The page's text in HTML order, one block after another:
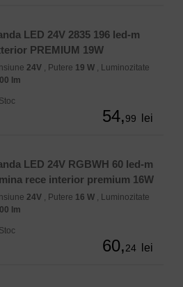
LED 24V 2835 196 led-m
PREMIUM 19W
24V , Putere 19 W , Luminozitate
lm
54,99 lei
LED 24V RGBWH 60 led-m
rece interior premium 16W
24V , Putere 16 W , Luminozitate
lm
60,24 lei